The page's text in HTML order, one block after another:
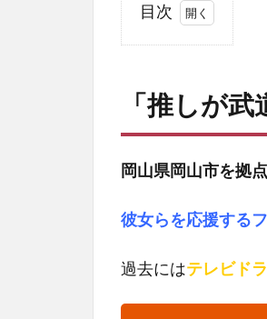
目次
武道
てく
ら死
ぬ」
1.1
原画
「推しが
岡山県岡山市を拠
彼女らを応援する
過去にはテレビド